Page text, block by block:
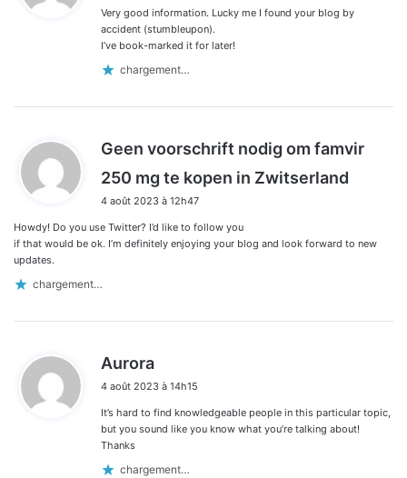
:
Very good information. Lucky me I found your blog by
accident (stumbleupon).
I’ve book-marked it for later!
chargement…
Geen voorschrift nodig om famvir
250 mg te kopen in Zwitserland
:
4 août 2023 à 12h47
Howdy! Do you use Twitter? I’d like to follow you
if that would be ok. I’m definitely enjoying your blog and look forward to new
updates.
chargement…
Aurora
t
:
4 août 2023 à 14h15
It’s hard to find knowledgeable people in this particular topic,
but you sound like you know what you’re talking about!
Thanks
chargement…